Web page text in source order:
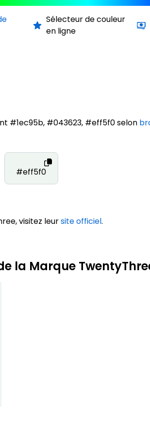
Sélecteur de couleur
en ligne
#1ec95b, #043623, #eff5f0 selon
#eff5f0
visitez leursite officiel.
la Marque